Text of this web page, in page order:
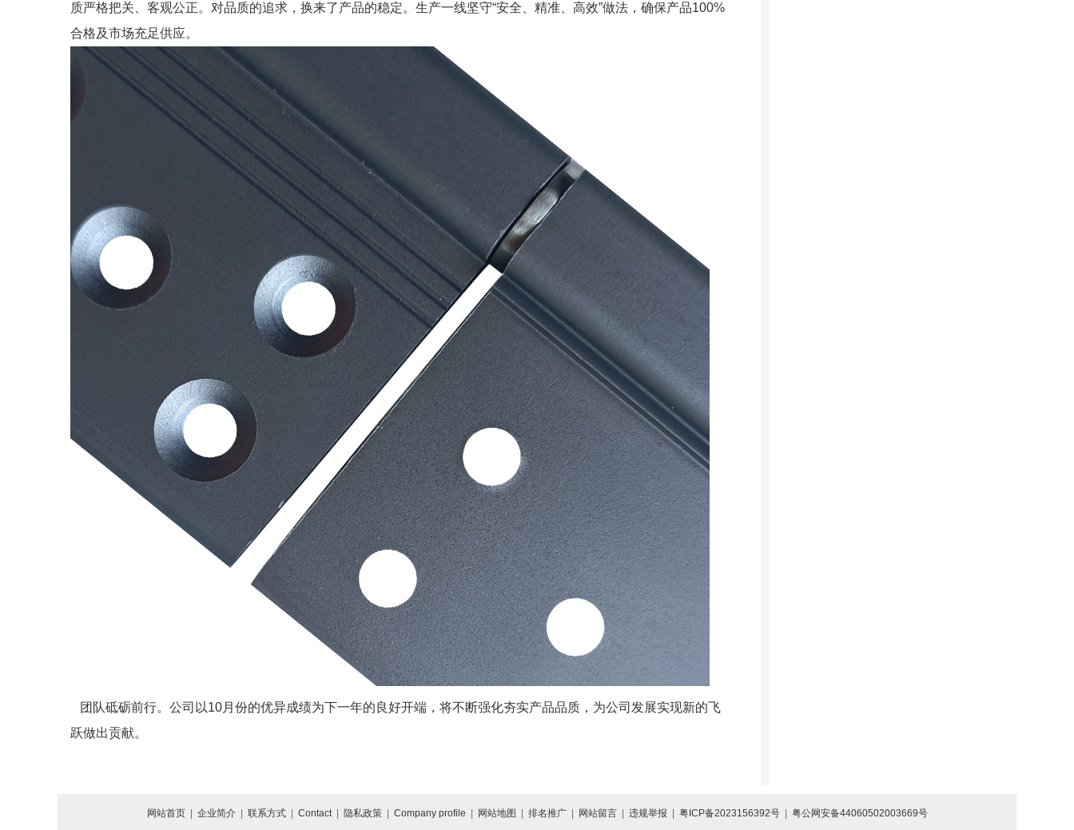
质严格把关、客观公正。对品质的追求，换来了产品的稳定。生产一线坚守“安全、精准、高效”做法，确保产品100%
合格及市场充足供应。
团队砥砺前行。公司以10月份的优异成绩为下一年的良好开端，将不断强化夯实产品品质，为公司发展实现新的飞
跃做出贡献。
网站首页| 企业简介| 联系方式| Contact| 隐私政策| Company profile 网站地图 排名推广| 网站留言| 违规举报 粤ICP备2023156392号| 粤公网安备44060502003669号